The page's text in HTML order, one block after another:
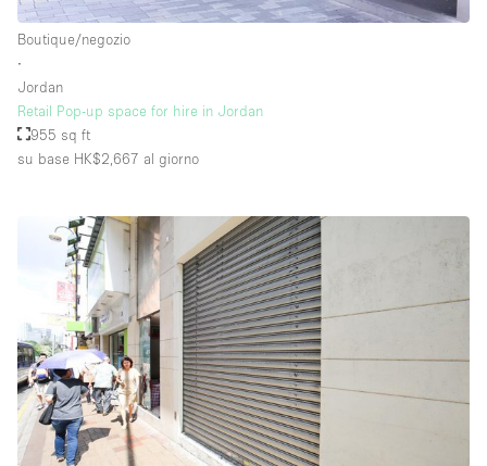
Boutique/negozio
∙
Jordan
Retail Pop-up space for hire in Jordan
955 sq ft
su base HK$2,667 al giorno